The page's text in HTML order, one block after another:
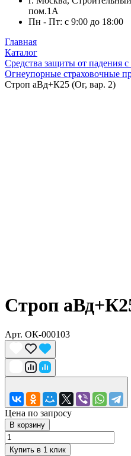
пом.1А
Пн - Пт: с 9:00 до 18:00
Главная
Каталог
Средства защиты от падения
Огнеупорные страховочные
Строп аВд+К25 (Ог, вар. 2)
Строп
Арт. ОК-000103
Цена по запросу
В корзину
Купить в 1 клик